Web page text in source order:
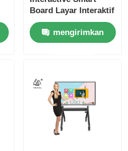
Board Layar Interaktif
CCC 70''
mengirimkan